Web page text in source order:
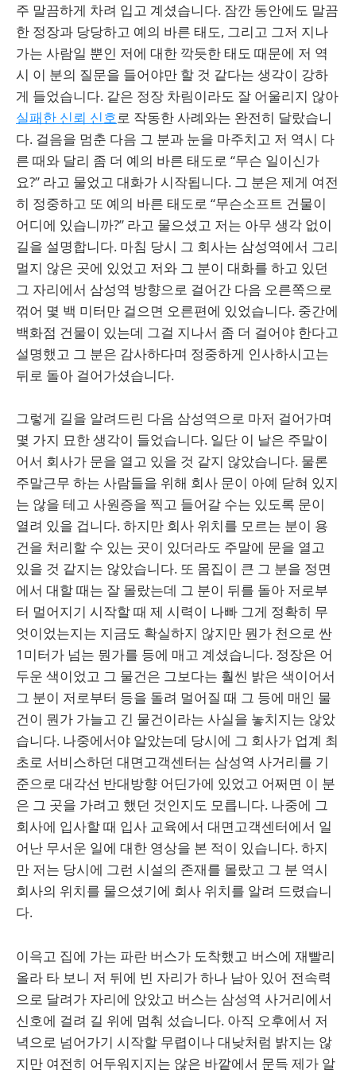
주 말끔하게 차려 입고 계셨습니다. 잠깐 동안에도 말끔
한 정장과 당당하고 예의 바른 태도, 그리고 그저 지나
가는 사람일 뿐인 저에 대한 깍듯한 태도 때문에 저 역
시 이 분의 질문을 들어야만 할 것 같다는 생각이 강하
게 들었습니다. 같은 정장 차림이라도 잘 어울리지 않아
실패한 신뢰 신호로 작동한 사례와는 완전히 달랐습니
다. 걸음을 멈춘 다음 그 분과 눈을 마주치고 저 역시 다
른 때와 달리 좀 더 예의 바른 태도로 “무슨 일이신가
요?” 라고 물었고 대화가 시작됩니다. 그 분은 제게 여전
히 정중하고 또 예의 바른 태도로 “무슨소프트 건물이
어디에 있습니까?” 라고 물으셨고 저는 아무 생각 없이
길을 설명합니다. 마침 당시 그 회사는 삼성역에서 그리
멀지 않은 곳에 있었고 저와 그 분이 대화를 하고 있던
그 자리에서 삼성역 방향으로 걸어간 다음 오른쪽으로
꺾어 몇 백 미터만 걸으면 오른편에 있었습니다. 중간에
백화점 건물이 있는데 그걸 지나서 좀 더 걸어야 한다고
설명했고 그 분은 감사하다며 정중하게 인사하시고는
뒤로 돌아 걸어가셨습니다.
그렇게 길을 알려드린 다음 삼성역으로 마저 걸어가며
몇 가지 묘한 생각이 들었습니다. 일단 이 날은 주말이
어서 회사가 문을 열고 있을 것 같지 않았습니다. 물론
주말근무 하는 사람들을 위해 회사 문이 아예 닫혀 있지
는 않을 테고 사원증을 찍고 들어갈 수는 있도록 문이
열려 있을 겁니다. 하지만 회사 위치를 모르는 분이 용
건을 처리할 수 있는 곳이 있더라도 주말에 문을 열고
있을 것 같지는 않았습니다. 또 몸집이 큰 그 분을 정면
에서 대할 때는 잘 몰랐는데 그 분이 뒤를 돌아 저로부
터 멀어지기 시작할 때 제 시력이 나빠 그게 정확히 무
엇이었는지는 지금도 확실하지 않지만 뭔가 천으로 싼
1미터가 넘는 뭔가를 등에 매고 계셨습니다. 정장은 어
두운 색이었고 그 물건은 그보다는 훨씬 밝은 색이어서
그 분이 저로부터 등을 돌려 멀어질 때 그 등에 매인 물
건이 뭔가 가늘고 긴 물건이라는 사실을 놓치지는 않았
습니다. 나중에서야 알았는데 당시에 그 회사가 업계 최
초로 서비스하던 대면고객센터는 삼성역 사거리를 기
준으로 대각선 반대방향 어딘가에 있었고 어쩌면 이 분
은 그 곳을 가려고 했던 것인지도 모릅니다. 나중에 그
회사에 입사할 때 입사 교육에서 대면고객센터에서 일
어난 무서운 일에 대한 영상을 본 적이 있습니다. 하지
만 저는 당시에 그런 시설의 존재를 몰랐고 그 분 역시
회사의 위치를 물으셨기에 회사 위치를 알려 드렸습니
다.
이윽고 집에 가는 파란 버스가 도착했고 버스에 재빨리
올라 타 보니 저 뒤에 빈 자리가 하나 남아 있어 전속력
으로 달려가 자리에 앉았고 버스는 삼성역 사거리에서
신호에 걸려 길 위에 멈춰 섰습니다. 아직 오후에서 저
녁으로 넘어가기 시작할 무렵이나 대낮처럼 밝지는 않
지만 여전히 어두워지지는 않은 바깥에서 문득 제가 알